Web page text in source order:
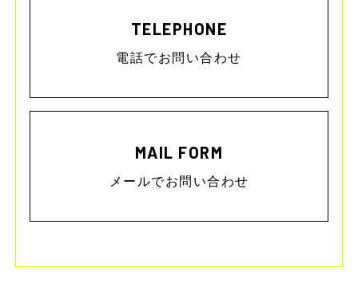
TELEPHONE
電話でお問い合わせ
MAIL FORM
メールでお問い合わせ